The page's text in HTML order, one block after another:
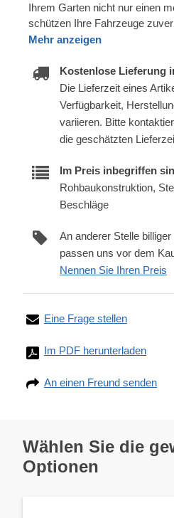
Ihrem Garten nicht nur einen
schützen Ihre Fahrzeuge
Mehr anzeigen
Kostenlose Lieferung
Die Lieferzeit eines
Verfügbarkeit,
variieren. Bitte
die geschätzten
Im Preis inbegriffen
Rohbaukonstruktion,
Beschläge
An anderer Stelle
passen uns vor dem
Nennen Sie Ihren Preis
Eine Frage stellen
Im PDF herunterladen
An einen Freund senden
Wählen Sie die
Optionen